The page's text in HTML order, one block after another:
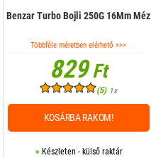
Benzar Turbo Bojli 250G 16Mm Méz
Többféle méretben elérhető >>>
829Ft
(5) 1x
Készleten - külső raktár
KOSÁRBA RAKOM!